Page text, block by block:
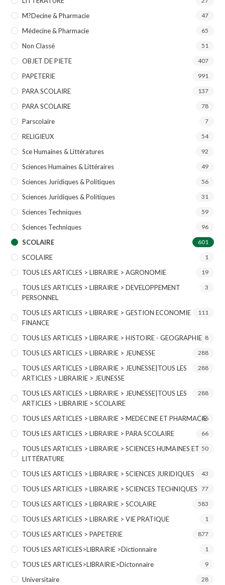
M?decine & Pharmacie 47
Médecine & Pharmacie 65
Non Classé 51
OBJET DE PIETE 407
PAPETERIE 991
PARA SCOLAIRE 137
PARA SCOLAIRE 78
Parscolaire 7
RELIGIEUX 54
Sce Humaines & Littératures 92
Sciences Humaines & Littéraires 49
Sciences Juridiques & Politiques 56
Sciences Juridiques & Politiques 31
Sciences Techniques 59
Sciences Techniques 96
SCOLAIRE 601
SCOLAIRE 1
TOUS LES ARTICLES > LIBRAIRIE > AGRONOMIE 19
TOUS LES ARTICLES > LIBRAIRIE > DEVELOPPEMENT
PERSONNEL
3
TOUS LES ARTICLES > LIBRAIRIE > GESTION ECONOMIE
FINANCE
111
TOUS LES ARTICLES > LIBRAIRIE > HISTOIRE - GEOGRAPHIE 8
TOUS LES ARTICLES > LIBRAIRIE > JEUNESSE 288
TOUS LES ARTICLES > LIBRAIRIE > JEUNESSE|TOUS LES
ARTICLES > LIBRAIRIE > JEUNESSE
288
TOUS LES ARTICLES > LIBRAIRIE > JEUNESSE|TOUS LES
ARTICLES > LIBRAIRIE > SCOLAIRE
288
TOUS LES ARTICLES > LIBRAIRIE > MEDECINE ET PHARMACIE
46
TOUS LES ARTICLES > LIBRAIRIE > PARA SCOLAIRE 66
TOUS LES ARTICLES > LIBRAIRIE > SCIENCES HUMAINES ET
LITTÉRATURE
50
TOUS LES ARTICLES > LIBRAIRIE > SCIENCES JURIDIQUES 43
TOUS LES ARTICLES > LIBRAIRIE > SCIENCES TECHNIQUES 77
TOUS LES ARTICLES > LIBRAIRIE > SCOLAIRE 583
TOUS LES ARTICLES > LIBRAIRIE > VIE PRATIQUE 1
TOUS LES ARTICLES > PAPETERIE 877
TOUS LES ARTICLES>LIBRAIRIE >Dictionnaire 1
TOUS LES ARTICLES>LIBRAIRIE>Dictonnaire 9
Universitaire 28